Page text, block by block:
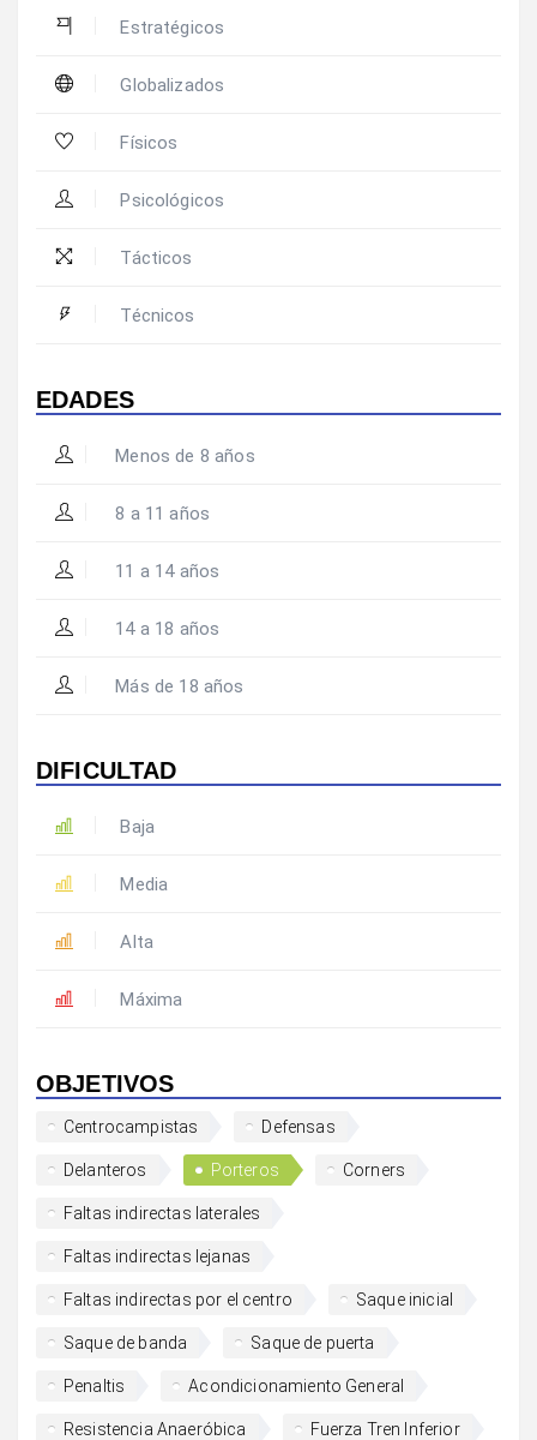
Estratégicos
Globalizados
Físicos
Psicológicos
Tácticos
Técnicos
EDADES
Menos de 8 años
8 a 11 años
11 a 14 años
14 a 18 años
Más de 18 años
DIFICULTAD
Baja
Media
Alta
Máxima
OBJETIVOS
Centrocampistas Defensas
Delanteros Porteros Corners
Faltas indirectas laterales
Faltas indirectas lejanas
Faltas indirectas por el centro Saque inicial
Saque de banda Saque de puerta
Penaltis Acondicionamiento General
Resistencia Anaeróbica Fuerza Tren Inferior